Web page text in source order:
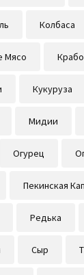
Колбаса
Мясо
Кукуруза
Мидии
Огурец
Пекинская
Редька
Сыр